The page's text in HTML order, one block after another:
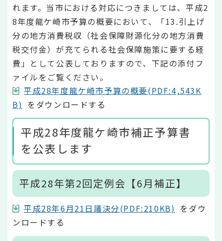
れます。当市における対応につきましては、平成2
8年度龍ケ崎市予算の概要において、「13.引上げ
分の地方消費税収（社会保障財源化分の地方消費
税交付金）が充てられる社会保障施策に要する経
費」として公表しておりますので、下記の添付フ
ァイルをご覧ください。
平成28年度龍ケ崎市予算の概要(PDF:4,543K
B) をダウンロードする
平成28年度龍ケ崎市補正予算書
を公表します
平成28年第2回定例会【6月補正】
平成28年6月21日議決分(PDF:210KB) をダウ
ンロードする